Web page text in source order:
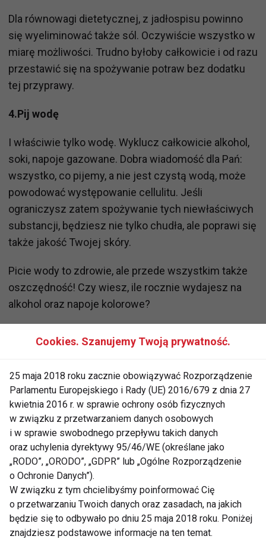
Dla równowagi dietetycznej, z jadłospisu powinno
się wyeliminować także sól. Oczywiście wszystko w
miarę możliwości. Trudno byłoby całkowicie i od razu
przestawić się na spożywanie potraw bez dodatku
tej przyprawy.
4.Pij wodę
I właściwie tylko wodę. Wyklucz całkowicie alkohol,
soki, napoje gazowane. Dobra wiadomość dla Pań:
wszystko, co pijemy, a nie jest czystą wodą, może
powodować występowanie cellulitu. Jeśli
ograniczysz zatem spożywanie tych niewłaściwych
substancji, będziesz nie tylko chudła, ale poprawi się
także jakość Twojej skóry.
Picie wody to zdrowie, ale przede wszystkim także
oszczędność! Czy wiesz, ile rocznie wydajesz na
alkohol oraz napoje kolorowe?
że powinieneś z tego korzystać. Sezonowe produkty
są bogate w witaminy, wpływają korzystnie na
odporność, ale co ważne, także są dość tanie.
Dobrym przykładem będzie spożywanie warzyw i
owoców w sezonie letnim. Cena za kilogram
pomidorów w sierpniu, może wynieść nawet 2 zł. A
każdy wie, że to warzywo jest cennym źródłem
witamin.
6.Nie kupuj w ciemno
Cookies. Szanujemy Twoją prywatność.
25 maja 2018 roku zacznie obowiązywać Rozporządzenie
Parlamentu Europejskiego i Rady (UE) 2016/679 z dnia 27
kwietnia 2016 r. w sprawie ochrony osób fizycznych
w związku z przetwarzaniem danych osobowych
i w sprawie swobodnego przepływu takich danych
oraz uchylenia dyrektywy 95/46/WE (określane jako
„RODO”, „ORODO”, „GDPR” lub „Ogólne Rozporządzenie
o Ochronie Danych”).
W związku z tym chcielibyśmy poinformować Cię
o przetwarzaniu Twoich danych oraz zasadach, na jakich
będzie się to odbywało po dniu 25 maja 2018 roku. Poniżej
znajdziesz podstawowe informacje na ten temat.